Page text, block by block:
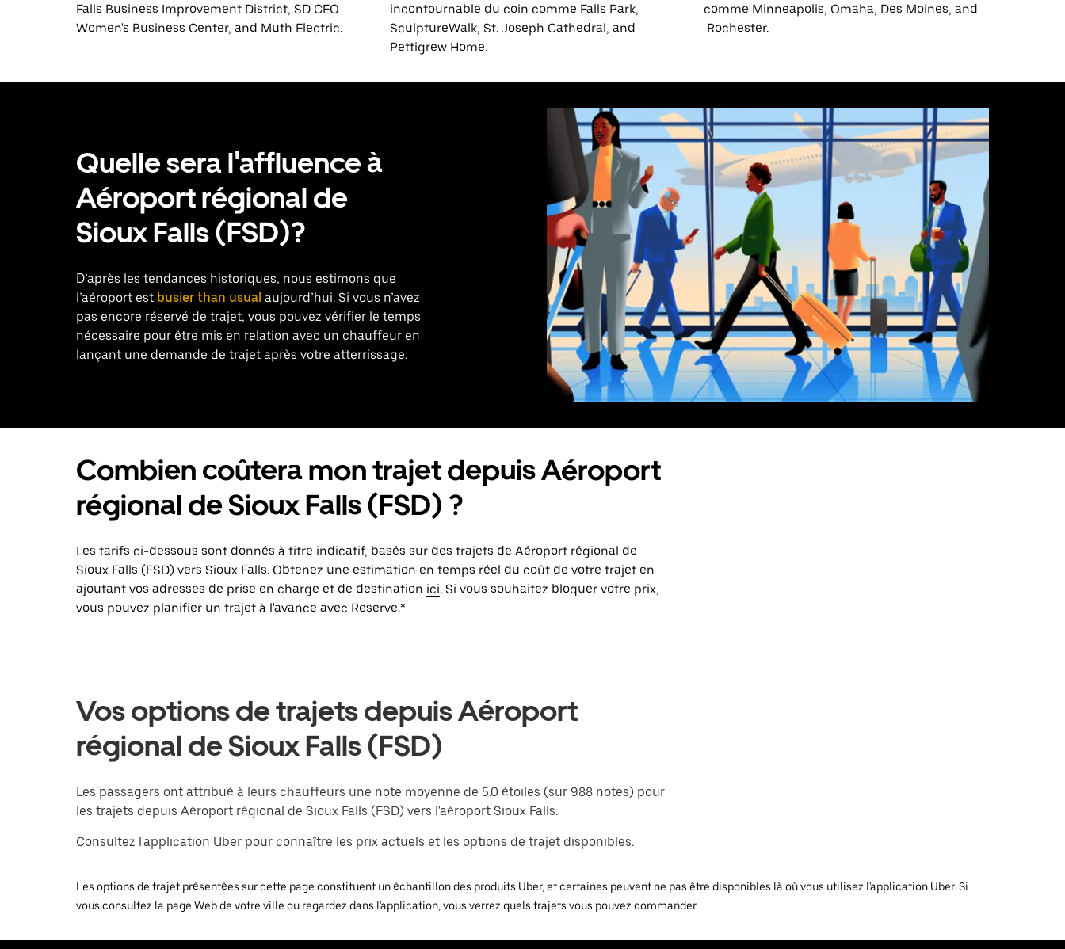
Falls Business Improvement District, SD CEO
Women's Business Center, and Muth Electric.
incontournable du coin comme Falls Park,
SculptureWalk, St. Joseph Cathedral, and
Pettigrew Home.
comme Minneapolis, Omaha, Des Moines, and
Rochester.
Quelle sera l'affluence à
Aéroport régional de
Sioux Falls (FSD)?
D’après les tendances historiques, nous estimons que
l’aéroport est busier than usual aujourd’hui. Si vous n’avez
pas encore réservé de trajet, vous pouvez vérifier le temps
nécessaire pour être mis en relation avec un chauffeur en
lançant une demande de trajet après votre atterrissage.
Combien coûtera mon trajet depuis Aéroport
régional de Sioux Falls (FSD) ?
Les tarifs ci-dessous sont donnés à titre indicatif, basés sur des trajets de Aéroport régional de
Sioux Falls (FSD) vers Sioux Falls. Obtenez une estimation en temps réel du coût de votre trajet en
ajoutant vos adresses de prise en charge et de destination ici. Si vous souhaitez bloquer votre prix,
vous pouvez planifier un trajet à l'avance avec Reserve.*
Vos options de trajets depuis Aéroport
régional de Sioux Falls (FSD)
Les passagers ont attribué à leurs chauffeurs une note moyenne de 5.0 étoiles (sur 988 notes) pour
les trajets depuis Aéroport régional de Sioux Falls (FSD) vers l'aéroport Sioux Falls.
Consultez l'application Uber pour connaître les prix actuels et les options de trajet disponibles.
Les options de trajet présentées sur cette page constituent un échantillon des produits Uber, et certaines peuvent ne pas être disponibles là où vous utilisez l'application Uber. Si
vous consultez la page Web de votre ville ou regardez dans l'application, vous verrez quels trajets vous pouvez commander.